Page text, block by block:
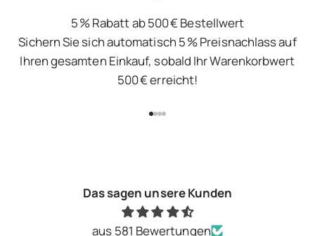
5 % Rabatt ab 500 € Bestellwert
Sichern Sie sich automatisch 5 % Preisnachlass auf
Ihren gesamten Einkauf, sobald Ihr Warenkorbwert
500 € erreicht!
Das sagen unsere Kunden
aus 581 Bewertungen